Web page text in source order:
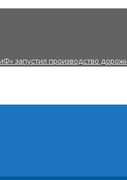
запустил производство